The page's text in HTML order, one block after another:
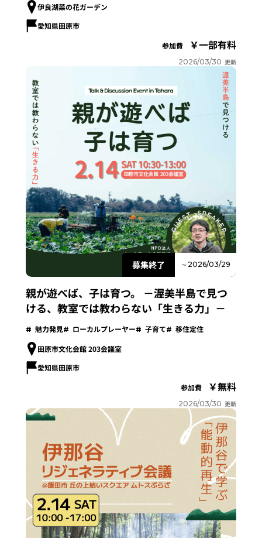
伊良湖菜の花ガーデン
愛知県田原市
参加費
一部有料
2026/03/30 更新
募集終了 ～2026/03/29
親が遊べば、子は育つ。 －渥美半島で見つ
ける、教室では教わらない「生きる力」－
魅力発見 ローカルプレーヤー 子育て 移住定住
田原市文化会館 203会議室
愛知県田原市
参加費
無料
2026/03/30 更新